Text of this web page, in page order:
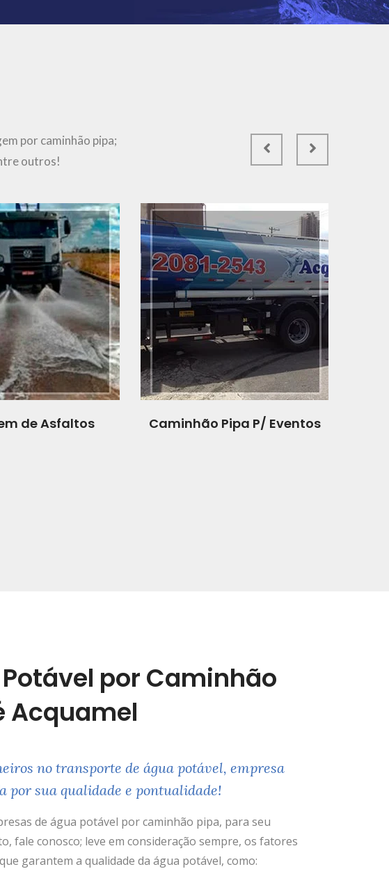
por caminhão pipa;
outros!
de Asfaltos Caminhão Pipa P/ Eventos
por Caminhão
Acquamel
no transporte de água potável, empresa
por sua qualidade e pontualidade!
de água potável por caminhão pipa, para seu
fale conosco; leve em consideração sempre, os fatores
garantem a qualidade da água potável, como: